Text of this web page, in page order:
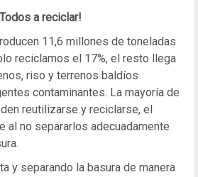
a reciclar!
11,6 millones de toneladas
reciclamos el 17%, el resto llega
riso y terrenos baldíos
contaminantes. La mayoría de
reutilizarse y reciclarse, el
al no separarlos adecuadamente
y separando la basura de manera